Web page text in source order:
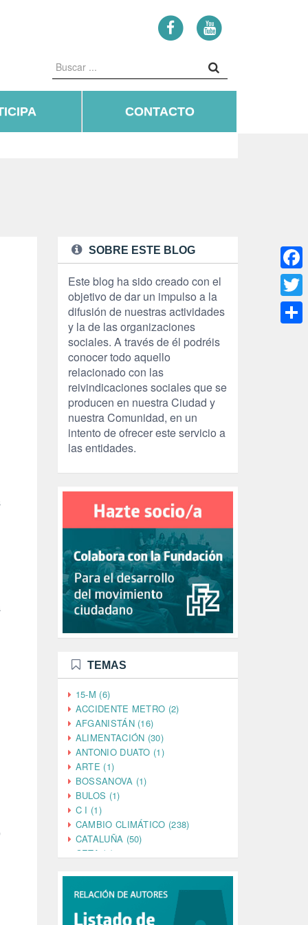
CONTACTO
SOBRE ESTE BLOG
Este blog ha sido creado con el
objetivo de dar un impulso a la
difusión de nuestras actividades
y la de las organizaciones
sociales. A través de él podréis
conocer todo aquello
relacionado con las
reivindicaciones sociales que se
producen en nuestra Ciudad y
nuestra Comunidad, en un
intento de ofrecer este servicio a
las entidades.
TEMAS
15-M (6)
ACCIDENTE METRO (2)
AFGANISTÁN (16)
ALIMENTACIÓN (30)
ANTONIO DUATO (1)
ARTE (1)
BOSSANOVA (1)
BULOS (1)
C I (1)
CAMBIO CLIMÁTICO (238)
CATALUÑA (50)
CETA (2)
CINE (35)
CIUDADANÍA (633)